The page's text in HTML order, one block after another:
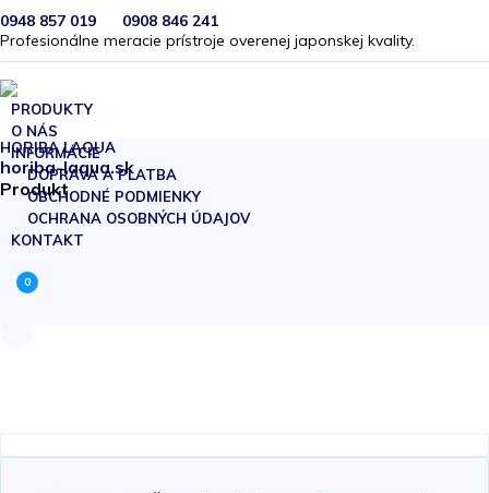
0948 857 019
0908 846 241
Profesionálne meracie prístroje overenej japonskej kvality.
PRODUKTY
O NÁS
INFORMÁCIE
DOPRAVA A PLATBA
OBCHODNÉ PODMIENKY
OCHRANA OSOBNÝCH ÚDAJOV
KONTAKT
0
HORIBA LAQUA
horiba-laqua.sk
Produkt